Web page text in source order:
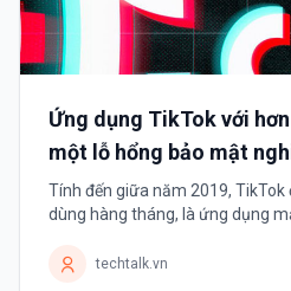
Ứng dụng TikTok với
một lỗ hổng bảo mật
Tính đến giữa năm 2019, TikTok
dùng hàng tháng, là ứng dụng
chia sẻ những video ngắn,...
techtalk.vn